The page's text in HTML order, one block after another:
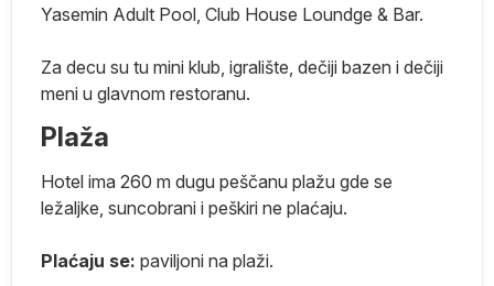
Yasemin Adult Pool, Club House Loundge & Bar.
Za decu su tu mini klub, igralište, dečiji bazen i dečiji
meni u glavnom restoranu.
Plaža
Hotel ima 260 m dugu peščanu plažu gde se
ležaljke, suncobrani i peškiri ne plaćaju.
Plaćaju se: paviljoni na plaži.